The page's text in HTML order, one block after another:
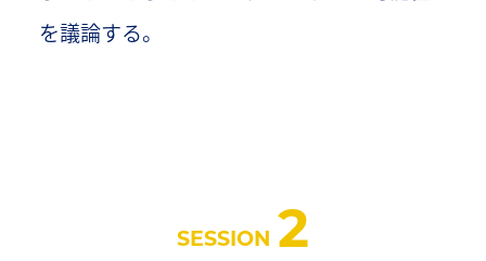
を議論する。
SESSION 2